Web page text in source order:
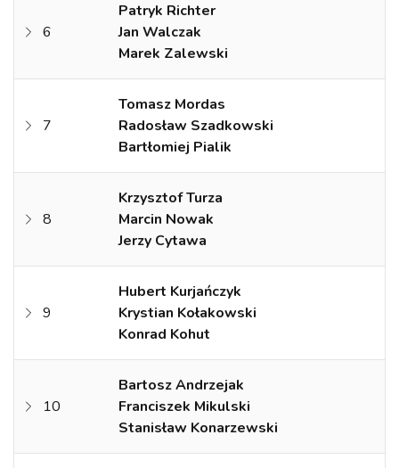
6
Patryk Richter
Jan Walczak
Marek Zalewski
7
Tomasz Mordas
Radosław Szadkowski
Bartłomiej Pialik
8
Krzysztof Turza
Marcin Nowak
Jerzy Cytawa
9
Hubert Kurjańczyk
Krystian Kołakowski
Konrad Kohut
10
Bartosz Andrzejak
Franciszek Mikulski
Stanisław Konarzewski